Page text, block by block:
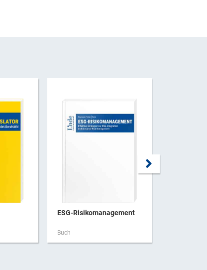
ESG-Risikomanagement
Buch